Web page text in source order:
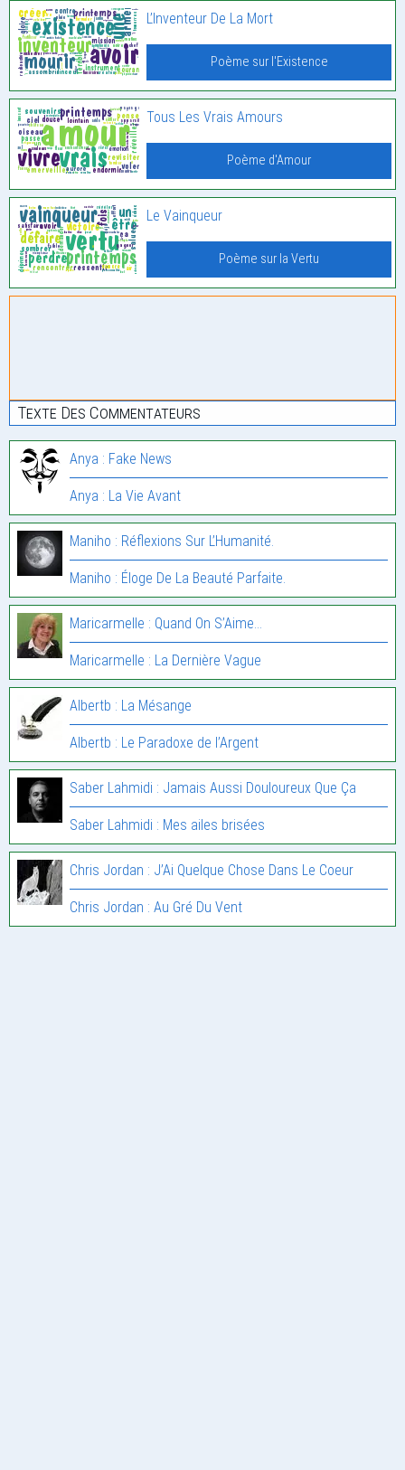
L’Inventeur De La Mort
Poème sur l'Existence
Tous Les Vrais Amours
Poème d'Amour
Le Vainqueur
Poème sur la Vertu
Texte Des Commentateurs
Anya : Fake News
Anya : La Vie Avant
Maniho : Réflexions Sur L’Humanité.
Maniho : Éloge De La Beauté Parfaite.
Maricarmelle : Quand On S’Aime…
Maricarmelle : La Dernière Vague
Albertb : La Mésange
Albertb : Le Paradoxe de l’Argent
Saber Lahmidi : Jamais Aussi Douloureux Que Ça
Saber Lahmidi : Mes ailes brisées
Chris Jordan : J’Ai Quelque Chose Dans Le Coeur
Chris Jordan : Au Gré Du Vent